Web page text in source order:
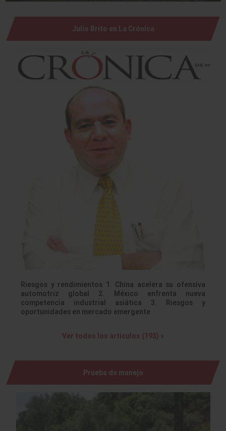
Julio Brito en La Crónica
Riesgos y rendimientos 1. China acelera su ofensiva
automotriz global 2. México enfrenta nueva
competencia industrial asiática 3. Riesgos y
oportunidades en mercado emergente
Ver todos los artículos (193) »
Prueba de manejo